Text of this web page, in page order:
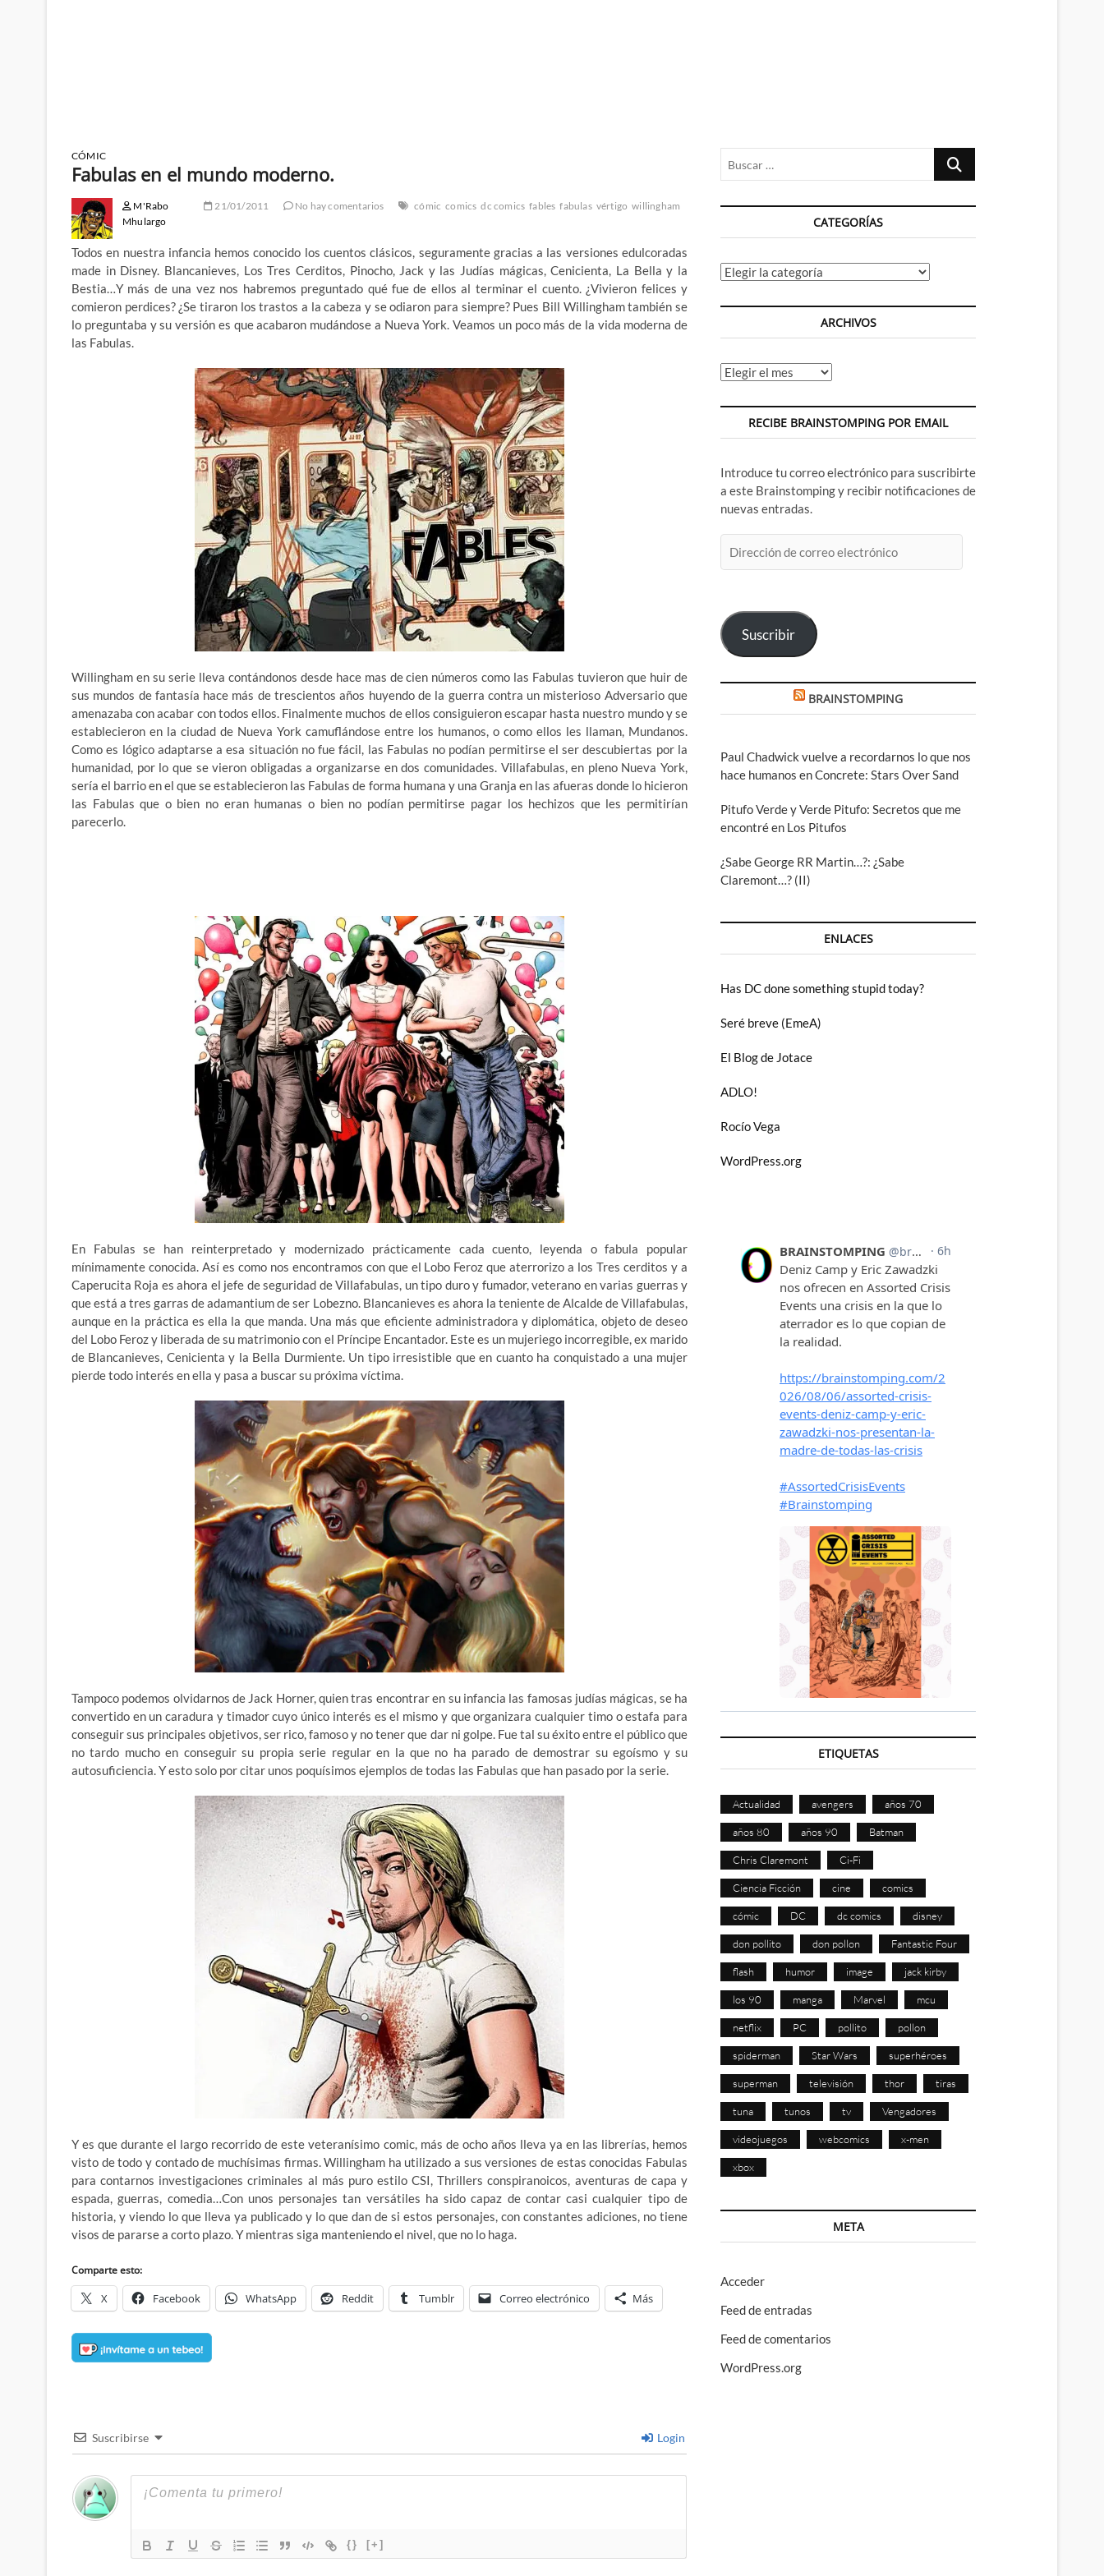
CÓMIC
Fabulas en el mundo moderno.
M'Rabo
Mhulargo
21/01/2011 No hay comentarios cómic comics dc comics fables fabulas vértigo willingham
Todos en nuestra infancia hemos conocido los cuentos clásicos, seguramente gracias a las versiones edulcoradas
made in Disney. Blancanieves, Los Tres Cerditos, Pinocho, Jack y las Judías mágicas, Cenicienta, La Bella y la
Bestia…Y más de una vez nos habremos preguntado qué fue de ellos al terminar el cuento. ¿Vivieron felices y
comieron perdices? ¿Se tiraron los trastos a la cabeza y se odiaron para siempre? Pues Bill Willingham también se
lo preguntaba y su versión es que acabaron mudándose a Nueva York. Veamos un poco más de la vida moderna de
las Fabulas.
Willingham en su serie lleva contándonos desde hace mas de cien números como las Fabulas tuvieron que huir de
sus mundos de fantasía hace más de trescientos años huyendo de la guerra contra un misterioso Adversario que
amenazaba con acabar con todos ellos. Finalmente muchos de ellos consiguieron escapar hasta nuestro mundo y se
establecieron en la ciudad de Nueva York camuflándose entre los humanos, o como ellos les llaman, Mundanos.
Como es lógico adaptarse a esa situación no fue fácil, las Fabulas no podían permitirse el ser descubiertas por la
humanidad, por lo que se vieron obligadas a organizarse en dos comunidades. Villafabulas, en pleno Nueva York,
sería el barrio en el que se establecieron las Fabulas de forma humana y una Granja en las afueras donde lo hicieron
las Fabulas que o bien no eran humanas o bien no podían permitirse pagar los hechizos que les permitirían
parecerlo.
En Fabulas se han reinterpretado y modernizado prácticamente cada cuento, leyenda o fabula popular
mínimamente conocida. Así es como nos encontramos con que el Lobo Feroz que aterrorizo a los Tres cerditos y a
Caperucita Roja es ahora el jefe de seguridad de Villafabulas, un tipo duro y fumador, veterano en varias guerras y
que está a tres garras de adamantium de ser Lobezno. Blancanieves es ahora la teniente de Alcalde de Villafabulas,
aunque en la práctica es ella la que manda. Una más que eficiente administradora y diplomática, objeto de deseo
del Lobo Feroz y liberada de su matrimonio con el Príncipe Encantador. Este es un mujeriego incorregible, ex marido
de Blancanieves, Cenicienta y la Bella Durmiente. Un tipo irresistible que en cuanto ha conquistado a una mujer
pierde todo interés en ella y pasa a buscar su próxima víctima.
Tampoco podemos olvidarnos de Jack Horner, quien tras encontrar en su infancia las famosas judías mágicas, se ha
convertido en un caradura y timador cuyo único interés es el mismo y que organizara cualquier timo o estafa para
conseguir sus principales objetivos, ser rico, famoso y no tener que dar ni golpe. Fue tal su éxito entre el público que
no tardo mucho en conseguir su propia serie regular en la que no ha parado de demostrar su egoísmo y su
autosuficiencia. Y esto solo por citar unos poquísimos ejemplos de todas las Fabulas que han pasado por la serie.
Y es que durante el largo recorrido de este veteranísimo comic, más de ocho años lleva ya en las librerías, hemos
visto de todo y contado de muchísimas firmas. Willingham ha utilizado a sus versiones de estas conocidas Fabulas
para contarnos investigaciones criminales al más puro estilo CSI, Thrillers conspiranoicos, aventuras de capa y
espada, guerras, comedia…Con unos personajes tan versátiles ha sido capaz de contar casi cualquier tipo de
historia, y viendo lo que lleva ya publicado y lo que dan de si estos personajes, con constantes adiciones, no tiene
visos de pararse a corto plazo. Y mientras siga manteniendo el nivel, que no lo haga.
Comparte esto:
X Facebook WhatsApp Reddit Tumblr Correo electrónico Más
Suscribirse Login
{} [+]
Buscar
CATEGORÍAS
Categorías
ARCHIVOS
Archivos
RECIBE BRAINSTOMPING POR EMAIL
Introduce tu correo electrónico para suscribirte
a este Brainstomping y recibir notificaciones de
nuevas entradas.
de
Suscribir
BRAINSTOMPING
Paul Chadwick vuelve a recordarnos lo que nos
hace humanos en Concrete: Stars Over Sand
Pitufo Verde y Verde Pitufo: Secretos que me
encontré en Los Pitufos
¿Sabe George RR Martin…?: ¿Sabe
Claremont…? (II)
ENLACES
Has DC done something stupid today?
Seré breve (EmeA)
El Blog de Jotace
ADLO!
Rocío Vega
WordPress.org
ETIQUETAS
Actualidad avengers años 70
años 80 años 90 Batman
Chris Claremont Ci-Fi
Ciencia Ficción cine comics
cómic DC dc comics disney
don pollito don pollon Fantastic Four
flash humor image jack kirby
los 90 manga Marvel mcu
netflix PC pollito pollon
spiderman Star Wars superhéroes
superman televisión thor tiras
tuna tunos tv Vengadores
videojuegos webcomics x-men
xbox
META
Acceder
Feed de entradas
Feed de comentarios
WordPress.org